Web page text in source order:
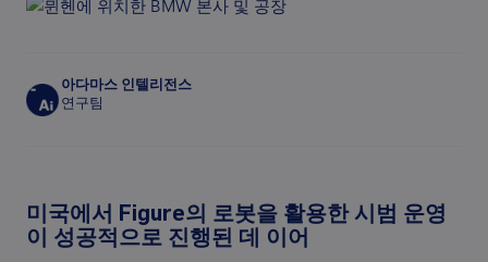
아다마스 인텔리전스
연구팀
미국에서 Figure의 로봇을 활용한 시범 운영
이 성공적으로 진행된 데 이어